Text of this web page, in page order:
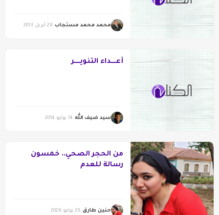
محمد محمد مستجاب 29 أبريل 2013
أعـــــداء التنويــــــر
سيد ضيف الله 14 يوليو 2014
من الحجر الصحي.. خمسون
رسالة للعدم
حنين طارق 26 يوليو 2026